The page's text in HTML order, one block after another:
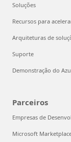
Soluções
Recursos para
Arquiteturas de
Suporte
Demonstração do
Parceiros
Empresas de
Microsoft